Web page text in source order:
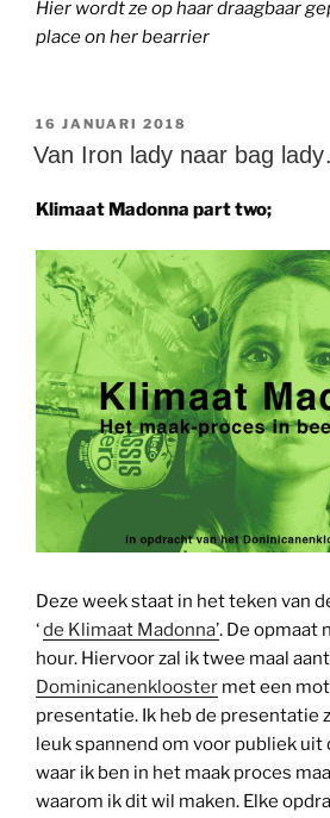
Hier wordt ze op haar draagbaar
place on her bearrier
GEPLAATST
OP
16 JANUARI 2018
Van Iron lady naar bag
Klimaat Madonna part two;
Deze week staat in het teken van
‘de Klimaat Madonna’. De opmaat
hour. Hiervoor zal ik twee maal
Dominicanenklooster met een
presentatie. Ik heb de presentatie
leuk spannend om voor publiek uit
waar ik ben in het maak proces
waarom ik dit wil maken. Elke